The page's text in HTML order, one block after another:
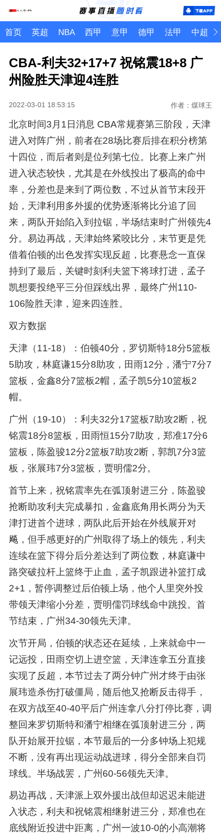
首页 英超 NBA 西甲 意甲 德甲 法甲 中超
CBA-利夫32+17+7 祝铭震18+8 广
州险胜天津迎4连胜
2022-03-01 18:53:15 作者：煤球王
北京时间3月1日消息 CBA常规赛第三阶段，天津
进入对阵广州，前者在28场比赛后排在积分榜第
十四位，而后者则是位列第七位。比赛上来广州
进入状态较快，尤其是在外线投出了极高的命中
率，分差也是来到了两位数，不过从首节末段开
始，天津利用多外援的优势逐渐将比分追了回
来，两队开始陷入到拉锯，半场结束时广州领先4
分。易边再战，天津始终紧咬比分，末节更是凭
借着伯顿的出色发挥实现反超，比赛悬念一直保
持到了最后，关键时刻利夫篮下将球打进，孟子
凯想要投绝平三分但踩线出界，最终广州110-
106险胜天津，迎来四连胜。
双方数据
天津（11-18）：伯顿40分，罗切斯特18分5篮板
5助攻，林庭谦15分8助攻，田雨12分，潘宁7分7
篮板，金鑫8分7篮板2帽，孟子凯5分10篮板2
帽。
广州（19-10）：利夫32分17篮板7助攻2断，祝
铭震18分8篮板，田雨恒15分7助攻，郑准17分6
篮板，陈盈骏12分2篮板7助攻2断，郭凯7分3篮
板，张展玮7分3篮板，贾明儒2分。
首节上来，祝铭震率先在弧顶射进三分，陈盈骏
抢断助攻利夫完成暴扣，金鑫底角用长两分为天
津打进首个进球，两队此后开始在外线展开对
飚，但手感更好的广州取得了场上的领先，利夫
连续在篮下得分后分差达到了两位数，林庭谦中
路突破拉杆上篮终于止血，孟子凯跟进补篮打成
2+1，暂停调整过后伯顿上场，他个人里突外投
带领天津缩小分差，贾明儒罚球线命中跳投。首
节结束，广州34-30领先天津。
次节开局，伯顿的状态还在延续，上来就命中一
记远投，田雨空切上进空篮，天津连拿五分直接
实现了反超，本节过去了两分钟广州才终于由张
展玮造杀伤打破僵局，随后他又抢断反击得手，
在双方战至40-40平后广州连拿八分打停比赛，调
整回来罗切斯特和潘宁相继在弧顶射进三分，两
队开始展开拉锯，本节最后的一分多钟场上犯规
不断，没有再出现运动战进球，得分全部来自罚
球线。半场战罢，广州60-56领先天津。
易边再战，天津派上双外援出战但却迟迟未能进
入状态，利夫和祝铭震相继射进三分，郑准也在
底线附近投进中距离，广州一波10-0的小高潮将